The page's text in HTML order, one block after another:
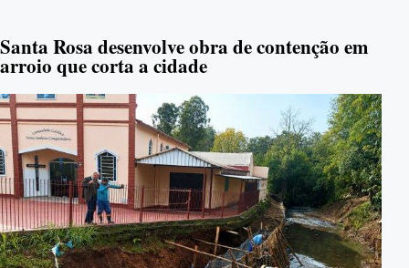
Santa Rosa desenvolve obra de contenção em
arroio que corta a cidade